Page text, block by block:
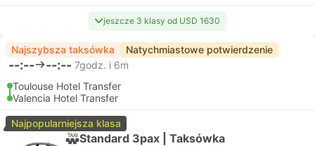
jeszcze 3 klasy od USD 1630
Najszybsza taksówka Natychmiastowe potwierdzenie
--:-- --:-- 7godz. i 6m
Toulouse Hotel Transfer
Valencia Hotel Transfer
Najpopularniejsza klasa
Standard 3pax | Taksówka